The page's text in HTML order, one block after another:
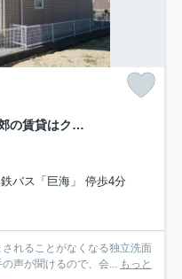
ネオメイト２１ Ｂ 刈谷市近郊の賃貸はクラスホーム刈谷店
バス「巨海」 停歩4分
れることがなくなる独立洗面
声が聞けるので、会... もっと